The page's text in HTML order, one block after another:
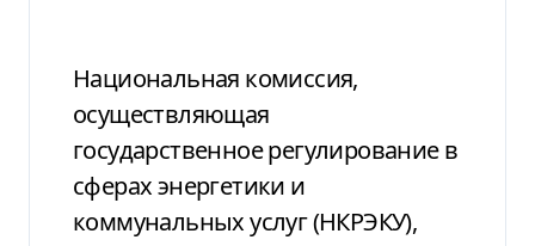
Национальная комиссия,
осуществляющая
государственное регулирование в
сферах энергетики и
коммунальных услуг (НКРЭКУ),